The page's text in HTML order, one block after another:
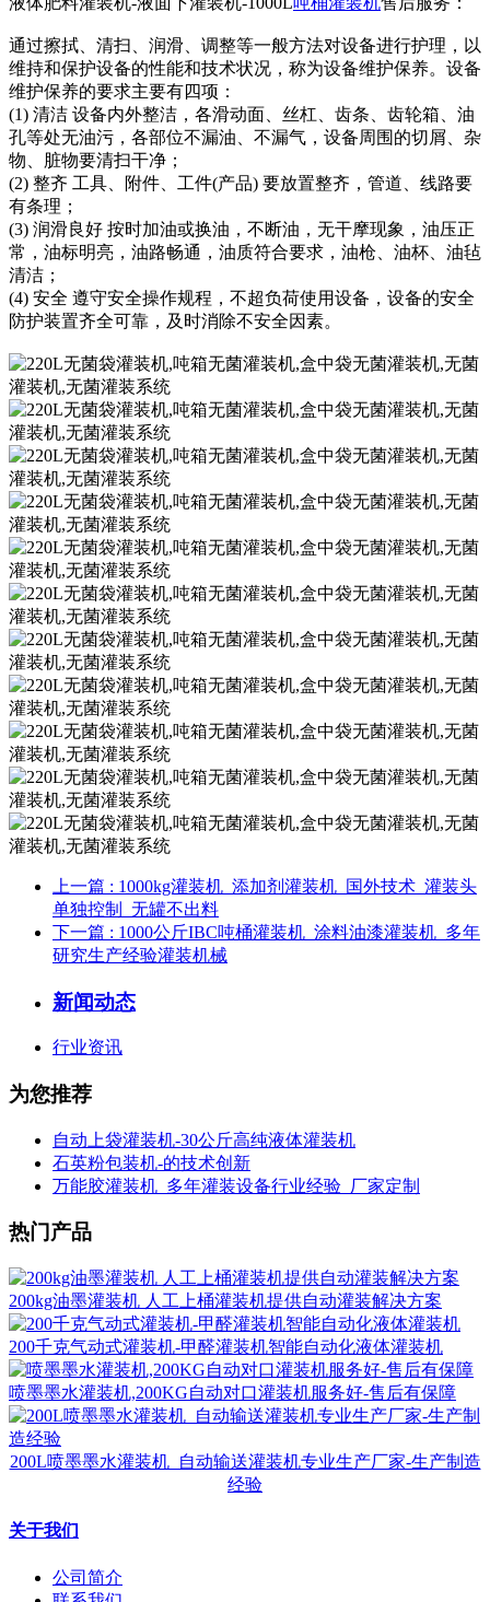
通过擦拭、清扫、润滑、调整等一般方法对设备进行护理，以
维持和保护设备的性能和技术状况，称为设备维护保养。设备
维护保养的要求主要有四项：
(1) 清洁 设备内外整洁，各滑动面、丝杠、齿条、齿轮箱、油
孔等处无油污，各部位不漏油、不漏气，设备周围的切屑、杂
物、脏物要清扫干净；
(2) 整齐 工具、附件、工件(产品) 要放置整齐，管道、线路要
有条理；
(3) 润滑良好 按时加油或换油，不断油，无干摩现象，油压正
常，油标明亮，油路畅通，油质符合要求，油枪、油杯、油毡
清洁；
(4) 安全 遵守安全操作规程，不超负荷使用设备，设备的安全
防护装置齐全可靠，及时消除不安全因素。
上一篇 : 1000kg灌装机_添加剂灌装机_国外技术_灌装头
单独控制_无罐不出料
下一篇 : 1000公斤IBC吨桶灌装机_涂料油漆灌装机_多年
研究生产经验灌装机械
新闻动态
行业资讯
为您推荐
自动上袋灌装机-30公斤高纯液体灌装机
石英粉包装机-的技术创新
万能胶灌装机_多年灌装设备行业经验_厂家定制
热门产品
200kg油墨灌装机 人工上桶灌装机提供自动灌装解决方案
200千克气动式灌装机-甲醛灌装机智能自动化液体灌装机
喷墨墨水灌装机,200KG自动对口灌装机服务好-售后有保障
200L喷墨墨水灌装机_自动输送灌装机专业生产厂家-生产制造
经验
关于我们
公司简介